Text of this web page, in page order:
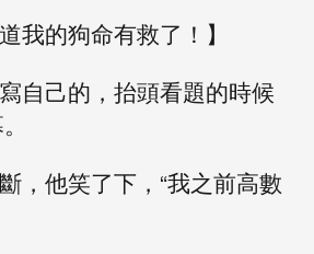
我的狗命有救了！】
自己的，抬頭看題的時候
，他笑了下，“我之前高數